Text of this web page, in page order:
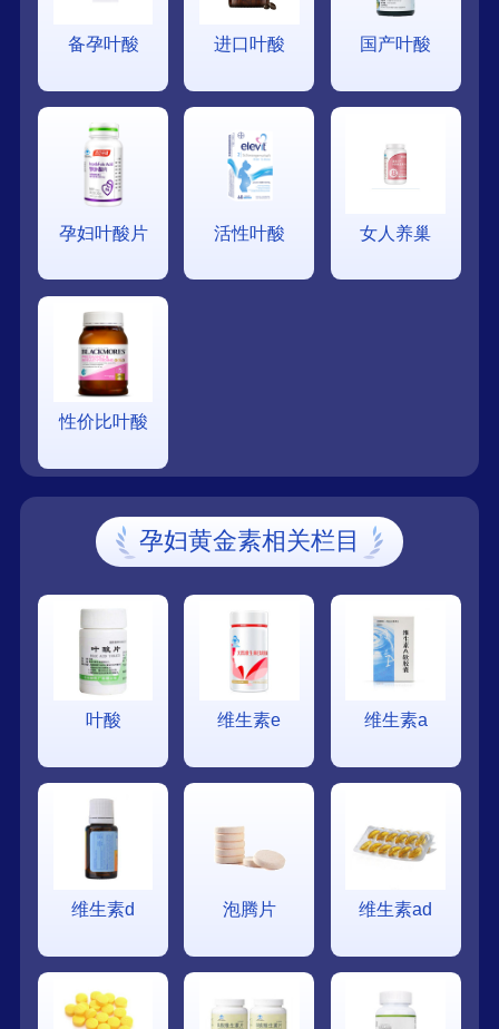
备孕叶酸 进口叶酸 国产叶酸
孕妇叶酸片 活性叶酸 女人养巢
性价比叶酸
孕妇黄金素相关栏目
叶酸 维生素e 维生素a
维生素d 泡腾片 维生素ad